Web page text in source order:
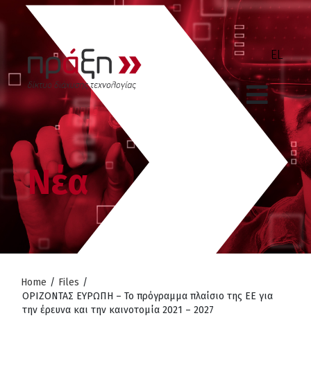
Νέα
Home / Files /
ΟΡΙΖΟΝΤΑΣ ΕΥΡΩΠΗ – Το πρόγραμμα πλαίσιο της ΕΕ για
την έρευνα και την καινοτομία 2021 – 2027